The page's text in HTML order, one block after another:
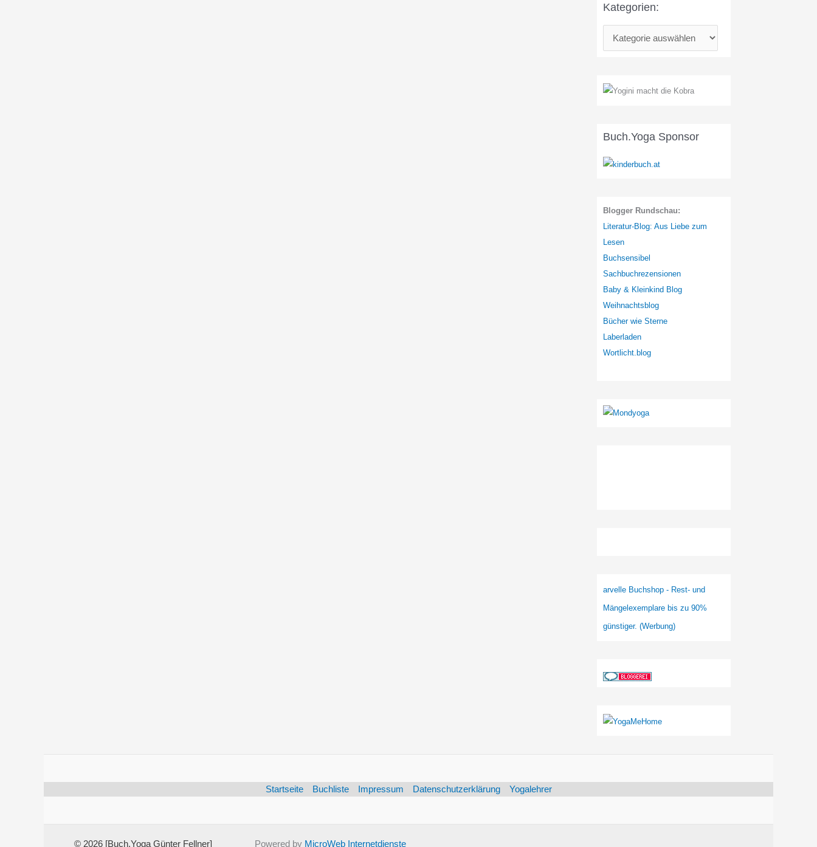
Kategorien:
g
i
e
Buch.Yoga Sponsor
Blogger Rundschau:
Literatur-Blog: Aus Liebe zum
Lesen
Buchsensibel
Sachbuchrezensionen
Baby & Kleinkind Blog
Weihnachtsblog
Bücher wie Sterne
Laberladen
Wortlicht.blog
arvelle Buchshop - Rest- und
Mängelexemplare bis zu 90%
günstiger. (Werbung)
Startseite Buchliste Impressum Datenschutzerklärung Yogalehrer
© 2026 [Buch.Yoga Günter Fellner] Powered by MicroWeb Internetdienste